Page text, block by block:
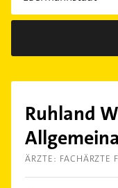
Ruhland
ÄRZTE: FACHÄRZTE